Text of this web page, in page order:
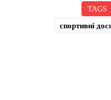
TAGS
спортивні